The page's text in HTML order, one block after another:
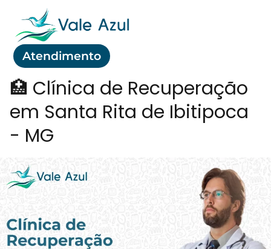
Atendimento
🏥 Clínica de Recuperação
em Santa Rita de Ibitipoca
- MG